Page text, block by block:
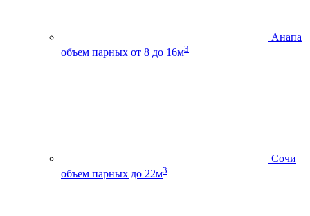
Анапа
объем парных от 8 до 16м3
Сочи
объем парных до 22м3